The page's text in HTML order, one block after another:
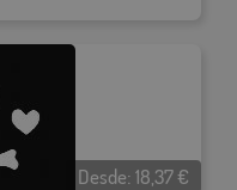
Desde:18,37€